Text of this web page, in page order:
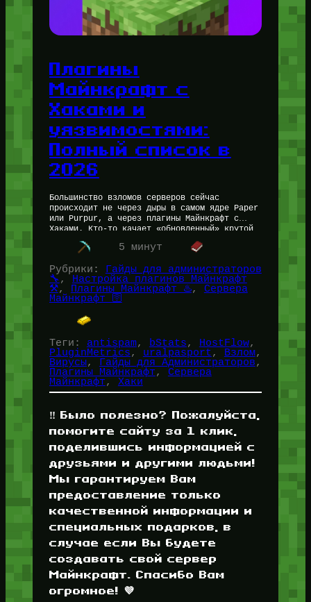
Плагины
Майнкрафт с
Хаками и
уязвимостями:
Полный список в
2026
Большинство взломов серверов сейчас
происходит не через дыры в самом ядре Paper
или Purpur, а через плагины Майнкрафт с
Хаками. Кто-то качает «обновленный» крутой
плагинб или фикс протокола с сомнительного…
5 минут
Рубрики: Гайды для администраторов
🔧 , Настройка плагинов Майнкрафт
⚒️, Плагины Майнкрафт ♨️, Сервера
Майнкрафт 🛜
Теги: antispam, bStats, HostFlow
PluginMetrics, uralpasport, Взлом
Вирусы, Гайды для Администраторов
Плагины Майнкрафт, Сервера
Майнкрафт, Хаки
‼️ Было полезно? Пожалуйста,
помогите сайту за 1 клик,
поделившись информацией с
друзьями и другими людьми!
Мы гарантируем Вам
предоставление только
качественной информации и
специальных подарков, в
случае если Вы будете
создавать свой сервер
Майнкрафт. Спасибо Вам
огромное! 💜